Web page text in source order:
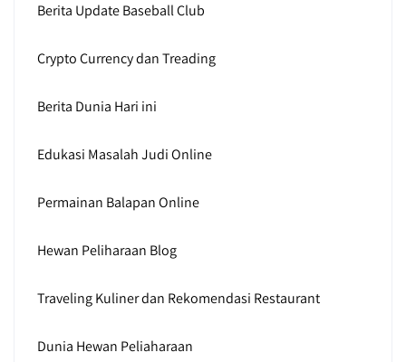
Berita Update Baseball Club
Crypto Currency dan Treading
Berita Dunia Hari ini
Edukasi Masalah Judi Online
Permainan Balapan Online
Hewan Peliharaan Blog
Traveling Kuliner dan Rekomendasi Restaurant
Dunia Hewan Peliaharaan